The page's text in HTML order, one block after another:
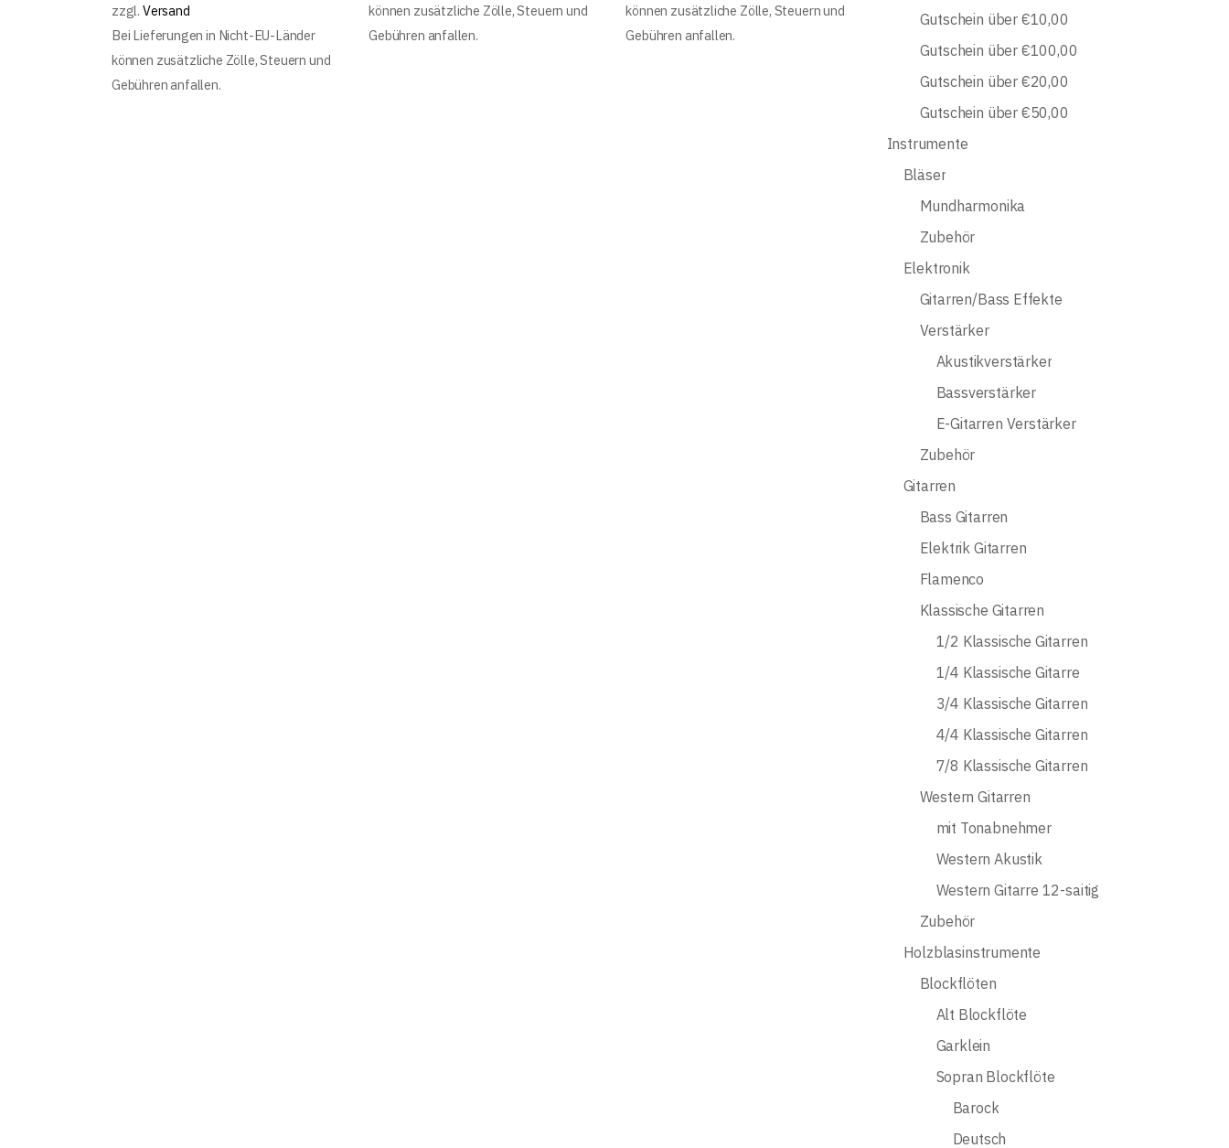
zzgl. Versand
Bei Lieferungen in Nicht-EU-Länder
können zusätzliche Zölle, Steuern und
Gebühren anfallen.
können zusätzliche Zölle, Steuern und
Gebühren anfallen.
können zusätzliche Zölle, Steuern und
Gebühren anfallen.
Gutschein über €10,00
Gutschein über €100,00
Gutschein über €20,00
Gutschein über €50,00
Instrumente
Bläser
Mundharmonika
Zubehör
Elektronik
Gitarren/Bass Effekte
Verstärker
Akustikverstärker
Bassverstärker
E-Gitarren Verstärker
Zubehör
Gitarren
Bass Gitarren
Elektrik Gitarren
Flamenco
Klassische Gitarren
1/2 Klassische Gitarren
1/4 Klassische Gitarre
3/4 Klassische Gitarren
4/4 Klassische Gitarren
7/8 Klassische Gitarren
Western Gitarren
mit Tonabnehmer
Western Akustik
Western Gitarre 12-saitig
Zubehör
Holzblasinstrumente
Blockflöten
Alt Blockflöte
Garklein
Sopran Blockflöte
Barock
Deutsch